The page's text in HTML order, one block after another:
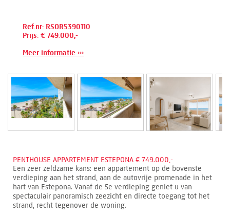
Ref.nr: RSOR5390110
Prijs: € 749.000,-
Meer informatie ›››
PENTHOUSE APPARTEMENT ESTEPONA € 749.000,-
Een zeer zeldzame kans: een appartement op de bovenste
verdieping aan het strand, aan de autovrije promenade in het
hart van Estepona. Vanaf de 5e verdieping geniet u van
spectaculair panoramisch zeezicht en directe toegang tot het
strand, recht tegenover de woning.